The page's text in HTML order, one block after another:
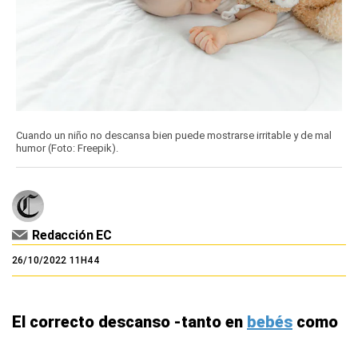
Cuando un niño no descansa bien puede mostrarse irritable y de mal
humor (Foto: Freepik).
Redacción EC
26/10/2022 11H44
El correcto descanso -tanto en bebés como